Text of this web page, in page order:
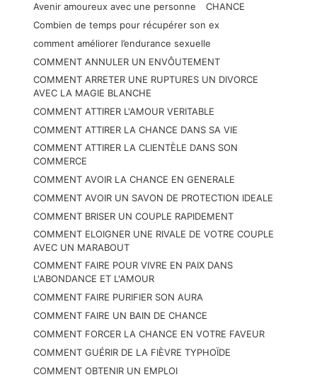
Avenir amoureux avec une personne
CHANCE
Combien de temps pour récupérer son ex
comment améliorer l’endurance sexuelle
COMMENT ANNULER UN ENVÔUTEMENT
COMMENT ARRETER UNE RUPTURES UN DIVORCE
AVEC LA MAGIE BLANCHE
COMMENT ATTIRER L'AMOUR VERITABLE
COMMENT ATTIRER LA CHANCE DANS SA VIE
COMMENT ATTIRER LA CLIENTÈLE DANS SON
COMMERCE
COMMENT AVOIR LA CHANCE EN GENERALE
COMMENT AVOIR UN SAVON DE PROTECTION IDEALE
COMMENT BRISER UN COUPLE RAPIDEMENT
COMMENT ELOIGNER UNE RIVALE DE VOTRE COUPLE
AVEC UN MARABOUT
COMMENT FAIRE POUR VIVRE EN PAIX DANS
L'ABONDANCE ET L'AMOUR
COMMENT FAIRE PURIFIER SON AURA
COMMENT FAIRE UN BAIN DE CHANCE
COMMENT FORCER LA CHANCE EN VOTRE FAVEUR
COMMENT GUÉRIR DE LA FIÈVRE TYPHOÏDE
COMMENT OBTENIR UN EMPLOI